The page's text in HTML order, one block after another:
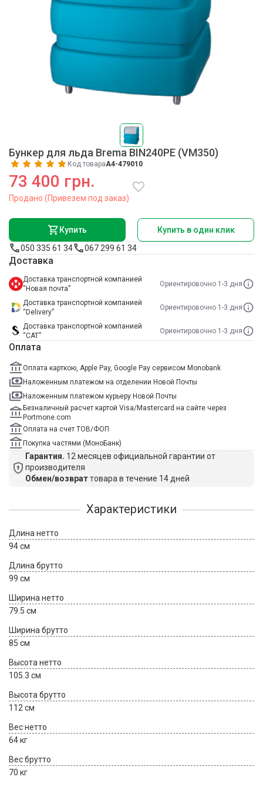
Бункер для льда Brema BIN240PE (VM350)
Код товараA4-479010
73 400 грн.
Продано (Привезем под заказ)
Купить
Купить в один клик
050 335 61 34
067 299 61 34
Доставка
Доставка транспортной компанией
“Новая почта”
Ориентировочно 1-3 дня
Доставка транспортной компанией
“Delivery”
Ориентировочно 1-3 дня
Доставка транспортной компанией
“САТ”
Ориентировочно 1-3 дня
Оплата
Оплата карткою, Apple Pay, Google Pay сервисом Monobank
Наложенным платежом на отделении Новой Почты
Наложенным платежом курьеру Новой Почты
Безналичный расчет картой Visa/Mastercard на сайте через
Portmone.com
Оплата на счет ТОВ/ФОП
Покупка частями (МоноБанк)
Гарантия. 12 месяцев официальной гарантии от
производителя
Обмен/возвраттовара в течение 14 дней
Характеристики
Длина нетто
94 см
Длина брутто
99 см
Ширина нетто
79.5 см
Ширина брутто
85 см
Высота нетто
105.3 см
Высота брутто
112 см
Вес нетто
64 кг
Вес брутто
70 кг